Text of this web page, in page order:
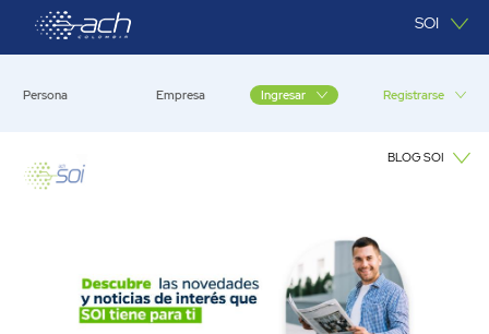
Saltar al contenido principal SOI
Persona Empresa Ingresar Registrarse
BLOG SOI